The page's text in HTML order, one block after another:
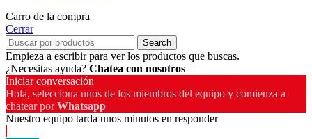
Carro de la compra
Cerrar
Search
Empieza a escribir para ver los productos que buscas.
¿Necesitas ayuda? Chatea con nosotros
Iniciar conversación
Hola, selecciona unos de los miembros del equipo y comienza a
chatear porWhatsapp
Nuestro equipo tarda unos minutos en responder